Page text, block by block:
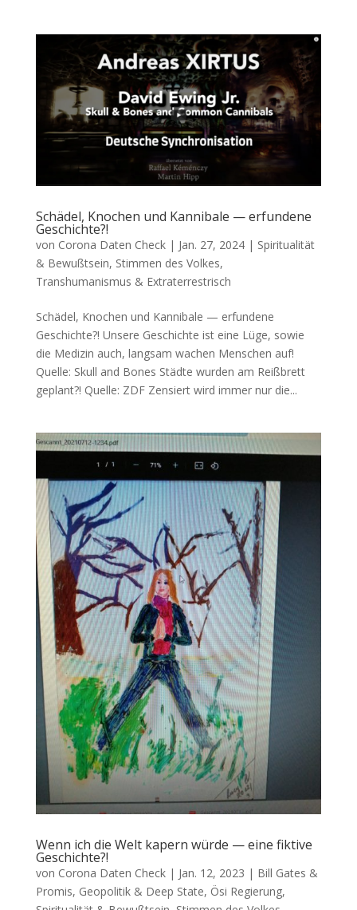
Schädel, Knochen und Kannibale — erfundene
Geschichte?!
von Corona Daten Check| Jan. 27, 2024| Spiritualität
& Bewußtsein, Stimmen des Volkes,
Transhumanismus & Extraterrestrisch
Schädel, Knochen und Kannibale — erfundene
Geschichte?! Unse­re Geschich­te ist eine Lüge, sowie
die Medi­zin auch, lang­sam wachen Men­schen auf!
Quel­le: Skull and Bones Städ­te wur­den am Reiß­brett
geplant?! Quel­le: ZDF Zen­siert wird immer nur die...
Wenn ich die Welt kapern würde — eine fiktive
Geschichte?!
von Corona Daten Check| Jan. 12, 2023 | Bill Gates &
Promis, Geopolitik & Deep State, Ösi Regierung,